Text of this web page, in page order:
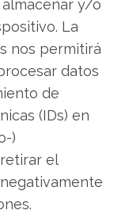
y/o
La
nos permitirá
datos
de
(IDs) en
)
el
gratuito
exactamente
aquí!